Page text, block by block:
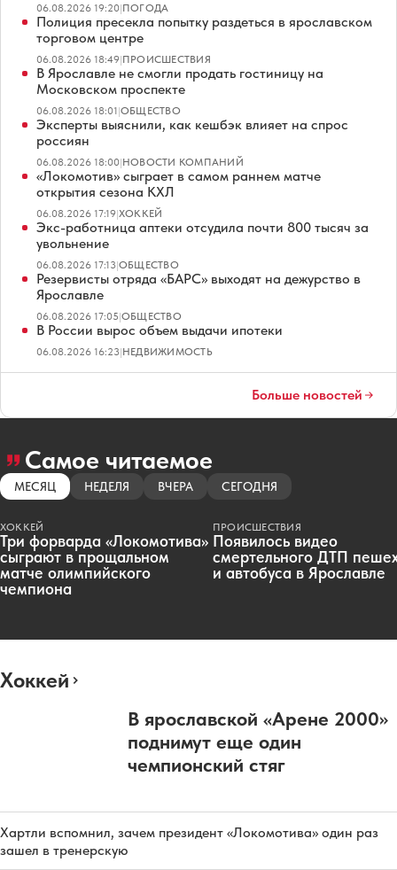
06.08.2026 19:20|ПОГОДА
Полиция пресекла попытку раздеться в ярославском
торговом центре
06.08.2026 18:49|ПРОИСШЕСТВИЯ
В Ярославле не смогли продать гостиницу на
Московском проспекте
06.08.2026 18:01|ОБЩЕСТВО
Эксперты выяснили, как кешбэк влияет на спрос
россиян
06.08.2026 18:00|НОВОСТИ КОМПАНИЙ
«Локомотив» сыграет в самом раннем матче
открытия сезона КХЛ
06.08.2026 17:19|ХОККЕЙ
Экс-работница аптеки отсудила почти 800 тысяч за
увольнение
06.08.2026 17:13|ОБЩЕСТВО
Резервисты отряда «БАРС» выходят на дежурство в
Ярославле
06.08.2026 17:05|ОБЩЕСТВО
В России вырос объем выдачи ипотеки
06.08.2026 16:23|НЕДВИЖИМОСТЬ
Больше новостей
Самое читаемое
МЕСЯЦ НЕДЕЛЯ ВЧЕРА СЕГОДНЯ
ХОККЕЙ
Три форварда «Локомотива»
сыграют в прощальном
матче олимпийского
чемпиона
ПРОИСШЕСТВИЯ
Появилось видео
смертельного ДТП
и автобуса в Ярославле
Хоккей
В ярославской «Арене 2000»
поднимут еще один
чемпионский стяг
Хартли вспомнил, зачем президент «Локомотива» один раз
зашел в тренерскую